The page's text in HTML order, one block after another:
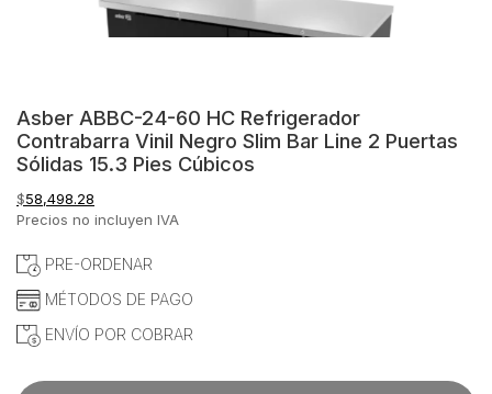
Asber ABBC-24-60 HC Refrigerador
Contrabarra Vinil Negro Slim Bar Line 2 Puertas
Sólidas 15.3 Pies Cúbicos
$58,498.28
Precios no incluyen IVA
PRE-ORDENAR
MÉTODOS DE PAGO
ENVÍO POR COBRAR